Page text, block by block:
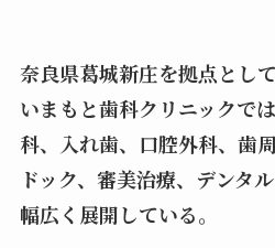
奈良県葛城新庄を拠点とし
いまもと歯科クリニックで
科、入れ歯、口腔外科、歯
ドック、審美治療、デンタ
幅広く展開している。